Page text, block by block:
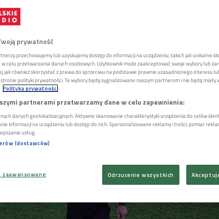
arbiter Cesar Ramos poprowadzi drugi
świata w Katarze, w którym
Francja zagra w środę z Marokiem. To
Marciniak ma coraz większe
lub meczu o trzecie miejsce.
prywatność
przechowujemy lub uzyskujemy dostęp do informacji na urządzeniu, takich jak unikalne
celu przetwarzania danych osobowych. Użytkownik może zaakceptować swoje wybory lub
jak również skorzystać z prawa do sprzeciwu na podstawie prawnie uzasadnionego interesu
polityki prywatności. Te wybory będą sygnalizowane naszym partnerom i nie będą miały
Polityka prywatności
partnerami przetwarzamy dane w celu zapewnienia:
danych geolokalizacyjnych. Aktywne skanowanie charakterystyki urządzenia do celów
informacji na urządzeniu lub dostęp do nich. Spersonalizowane reklamy i treści, pomiar
usług.
(dostawców)
Odrzucenie wszystkich